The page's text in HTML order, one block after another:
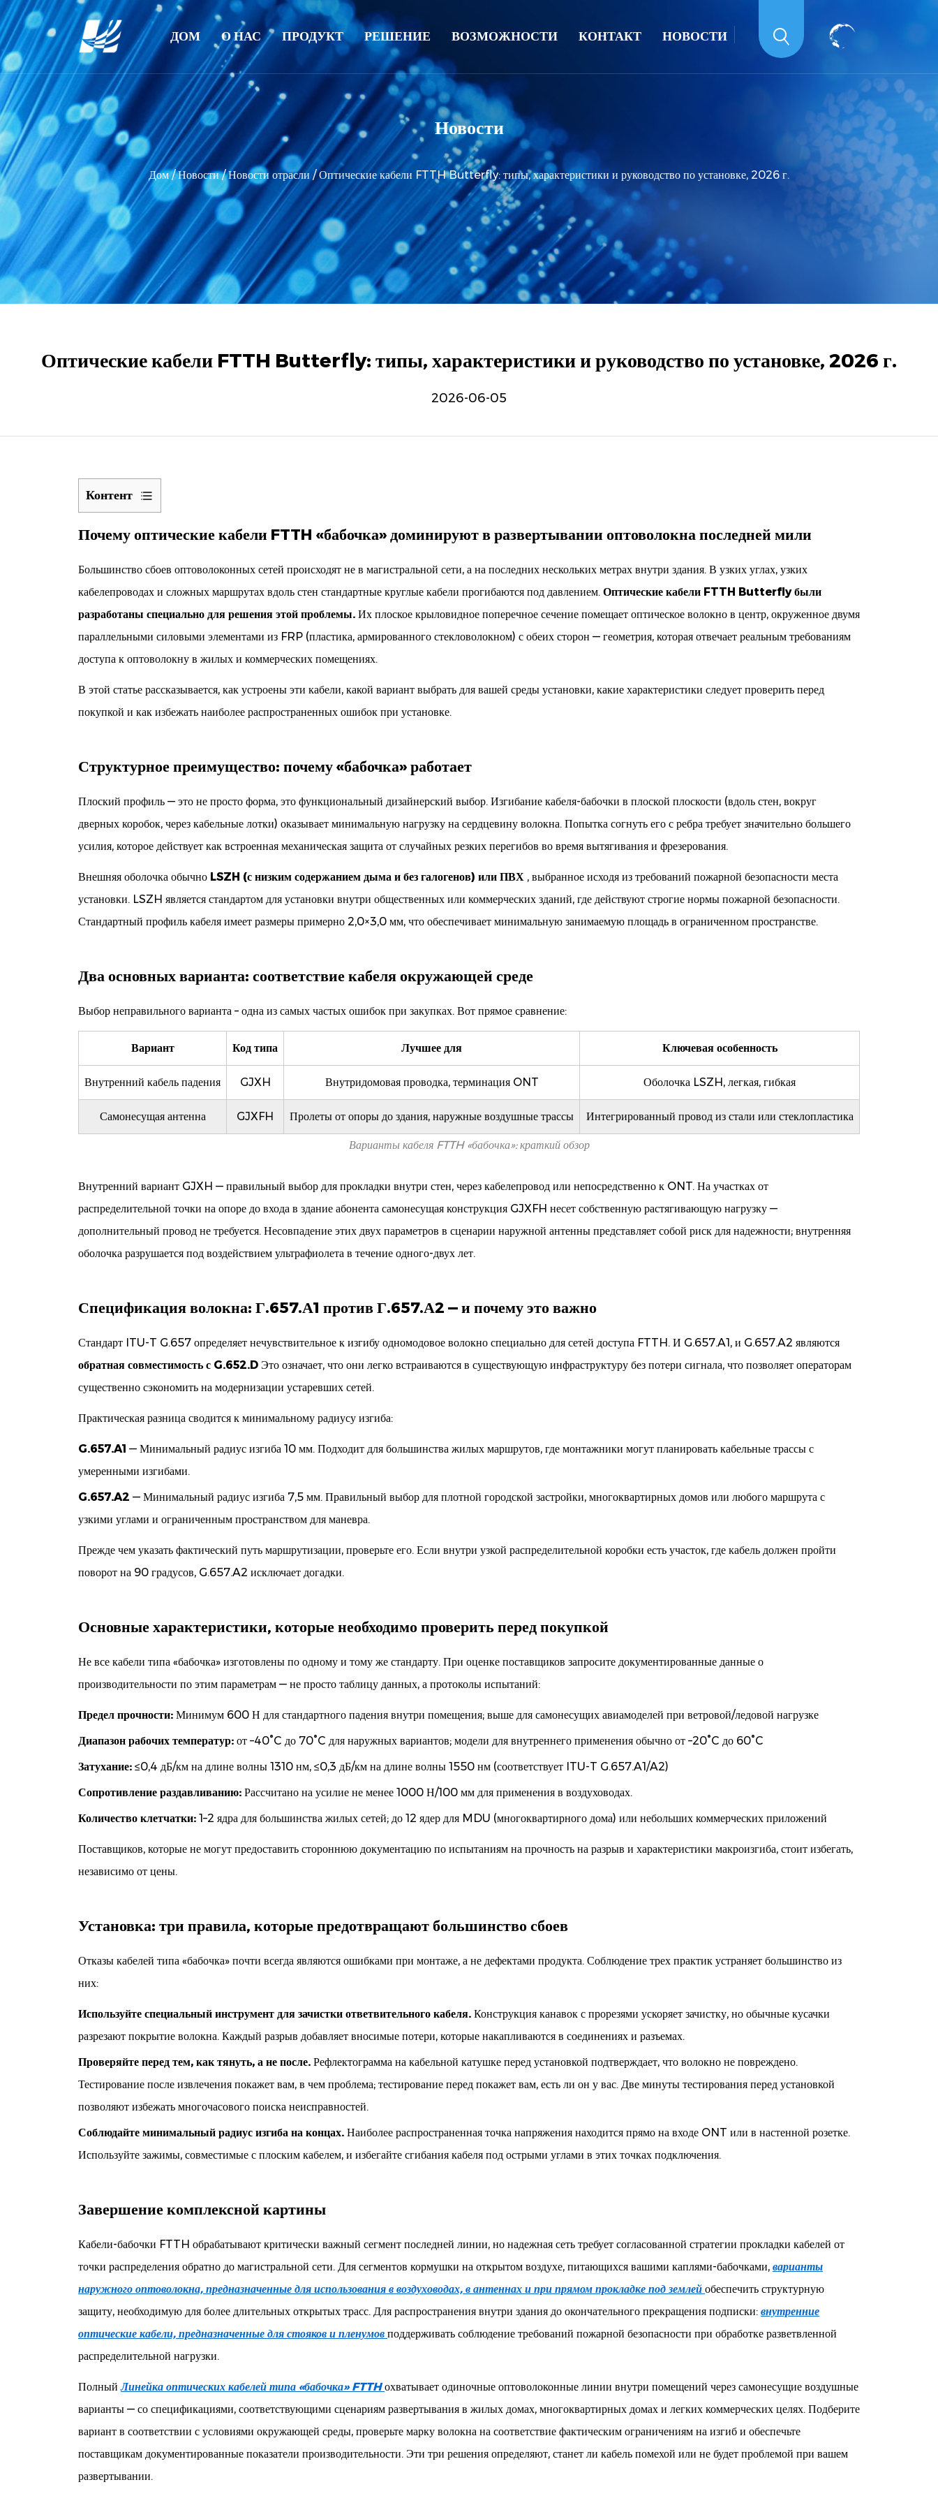
ДОМ О НАС ПРОДУКТ РЕШЕНИЕ ВОЗМОЖНОСТИ КОНТАКТ НОВОСТИ
Новости
Дом/Новости/Новости отрасли /Оптические кабели FTTH Butterfly: типы, характеристики и руководство по установке, 2026 г.
Оптические кабели FTTH Butterfly: типы, характеристики и руководство по установке, 2026 г.
2026-06-05
Контент
1
Почему
кабели
FTTH
«бабочка»
в
развертывании
оптоволокна
мили
Структурное
преимущество:
почему
работает
3
Два
основных
соответствие
среде
волокна:
против
Г.657.А2
и
важно
5
Основные
характеристики,
проверить
покупкой
6
правила,
предотвращают
большинство
сбоев
комплексной
картины
Почему оптические кабели FTTH «бабочка» доминируют в развертывании оптоволокна последней мили
Большинство сбоев оптоволоконных сетей происходят не в магистральной сети, а на последних нескольких метрах внутри здания. В узких углах, узких
кабелепроводах и сложных маршрутах вдоль стен стандартные круглые кабели прогибаются под давлением. Оптические кабели FTTH Butterfly были
разработаны специально для решения этой проблемы. Их плоское крыловидное поперечное сечение помещает оптическое волокно в центр, окруженное двумя
параллельными силовыми элементами из FRP (пластика, армированного стекловолокном) с обеих сторон — геометрия, которая отвечает реальным требованиям
доступа к оптоволокну в жилых и коммерческих помещениях.
В этой статье рассказывается, как устроены эти кабели, какой вариант выбрать для вашей среды установки, какие характеристики следует проверить перед
покупкой и как избежать наиболее распространенных ошибок при установке.
Структурное преимущество: почему «бабочка» работает
Плоский профиль — это не просто форма, это функциональный дизайнерский выбор. Изгибание кабеля-бабочки в плоской плоскости (вдоль стен, вокруг
дверных коробок, через кабельные лотки) оказывает минимальную нагрузку на сердцевину волокна. Попытка согнуть его с ребра требует значительно большего
усилия, которое действует как встроенная механическая защита от случайных резких перегибов во время вытягивания и фрезерования.
Внешняя оболочка обычно LSZH (с низким содержанием дыма и без галогенов) или ПВХ , выбранное исходя из требований пожарной безопасности места
установки. LSZH является стандартом для установки внутри общественных или коммерческих зданий, где действуют строгие нормы пожарной безопасности.
Стандартный профиль кабеля имеет размеры примерно 2,0×3,0 мм, что обеспечивает минимальную занимаемую площадь в ограниченном пространстве.
Два основных варианта: соответствие кабеля окружающей среде
Выбор неправильного варианта – одна из самых частых ошибок при закупках. Вот прямое сравнение:
Варианты кабеля FTTH «бабочка»: краткий обзор
Вариант Код типа Лучшее для Ключевая особенность
Внутренний кабель падения GJXH Внутридомовая проводка, терминация ONT Оболочка LSZH, легкая, гибкая
Самонесущая антенна GJXFH Пролеты от опоры до здания, наружные воздушные трассы Интегрированный провод из стали или стеклопластика
Внутренний вариант GJXH — правильный выбор для прокладки внутри стен, через кабелепровод или непосредственно к ONT. На участках от
распределительной точки на опоре до входа в здание абонента самонесущая конструкция GJXFH несет собственную растягивающую нагрузку —
дополнительный провод не требуется. Несовпадение этих двух параметров в сценарии наружной антенны представляет собой риск для надежности; внутренняя
оболочка разрушается под воздействием ультрафиолета в течение одного-двух лет.
Спецификация волокна: Г.657.А1 против Г.657.А2 — и почему это важно
Стандарт ITU-T G.657 определяет нечувствительное к изгибу одномодовое волокно специально для сетей доступа FTTH. И G.657.A1, и G.657.A2 являются
обратная совместимость с G.652.D Это означает, что они легко встраиваются в существующую инфраструктуру без потери сигнала, что позволяет операторам
существенно сэкономить на модернизации устаревших сетей.
Практическая разница сводится к минимальному радиусу изгиба:
G.657.A1 — Минимальный радиус изгиба 10 мм. Подходит для большинства жилых маршрутов, где монтажники могут планировать кабельные трассы с
умеренными изгибами.
G.657.A2 — Минимальный радиус изгиба 7,5 мм. Правильный выбор для плотной городской застройки, многоквартирных домов или любого маршрута с
узкими углами и ограниченным пространством для маневра.
Прежде чем указать фактический путь маршрутизации, проверьте его. Если внутри узкой распределительной коробки есть участок, где кабель должен пройти
поворот на 90 градусов, G.657.A2 исключает догадки.
Основные характеристики, которые необходимо проверить перед покупкой
Не все кабели типа «бабочка» изготовлены по одному и тому же стандарту. При оценке поставщиков запросите документированные данные о
производительности по этим параметрам — не просто таблицу данных, а протоколы испытаний:
Предел прочности: Минимум 600 Н для стандартного падения внутри помещения; выше для самонесущих авиамоделей при ветровой/ледовой нагрузке
Диапазон рабочих температур: от –40°C до 70°C для наружных вариантов; модели для внутреннего применения обычно от –20°C до 60°C
Затухание: ≤0,4 дБ/км на длине волны 1310 нм, ≤0,3 дБ/км на длине волны 1550 нм (соответствует ITU-T G.657.A1/A2)
Сопротивление раздавливанию: Рассчитано на усилие не менее 1000 Н/100 мм для применения в воздуховодах.
Количество клетчатки: 1–2 ядра для большинства жилых сетей; до 12 ядер для MDU (многоквартирного дома) или небольших коммерческих приложений
Поставщиков, которые не могут предоставить стороннюю документацию по испытаниям на прочность на разрыв и характеристики макроизгиба, стоит избегать,
независимо от цены.
Установка: три правила, которые предотвращают большинство сбоев
Отказы кабелей типа «бабочка» почти всегда являются ошибками при монтаже, а не дефектами продукта. Соблюдение трех практик устраняет большинство из
них:
Используйте специальный инструмент для зачистки ответвительного кабеля. Конструкция канавок с прорезями ускоряет зачистку, но обычные кусачки
разрезают покрытие волокна. Каждый разрыв добавляет вносимые потери, которые накапливаются в соединениях и разъемах.
Проверяйте перед тем, как тянуть, а не после. Рефлектограмма на кабельной катушке перед установкой подтверждает, что волокно не повреждено.
Тестирование после извлечения покажет вам, в чем проблема; тестирование перед покажет вам, есть ли он у вас. Две минуты тестирования перед установкой
позволяют избежать многочасового поиска неисправностей.
Соблюдайте минимальный радиус изгиба на концах. Наиболее распространенная точка напряжения находится прямо на входе ONT или в настенной розетке.
Используйте зажимы, совместимые с плоским кабелем, и избегайте сгибания кабеля под острыми углами в этих точках подключения.
Завершение комплексной картины
Кабели-бабочки FTTH обрабатывают критически важный сегмент последней линии, но надежная сеть требует согласованной стратегии прокладки кабелей от
точки распределения обратно до магистральной сети. Для сегментов кормушки на открытом воздухе, питающихся вашими каплями-бабочками, варианты
наружного оптоволокна, предназначенные для использования в воздуховодах, в антеннах и при прямом прокладке под землей обеспечить структурную
защиту, необходимую для более длительных открытых трасс. Для распространения внутри здания до окончательного прекращения подписки: внутренние
оптические кабели, предназначенные для стояков и пленумов поддерживать соблюдение требований пожарной безопасности при обработке разветвленной
распределительной нагрузки.
ПолныйЛинейка оптических кабелей типа «бабочка» FTTHохватывает одиночные оптоволоконные линии внутри помещений через самонесущие воздушные
варианты — со спецификациями, соответствующими сценариям развертывания в жилых домах, многоквартирных домах и легких коммерческих целях. Подберите
вариант в соответствии с условиями окружающей среды, проверьте марку волокна на соответствие фактическим ограничениям на изгиб и обеспечьте
поставщикам документированные показатели производительности. Эти три решения определяют, станет ли кабель помехой или не будет проблемой при вашем
развертывании.